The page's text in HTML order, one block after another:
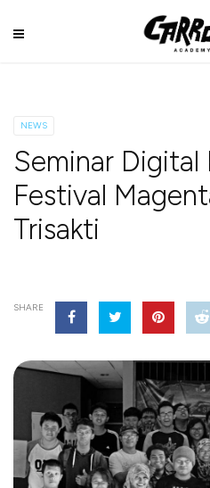
NEWS
Seminar Digital
Festival
Trisakti
SHARE